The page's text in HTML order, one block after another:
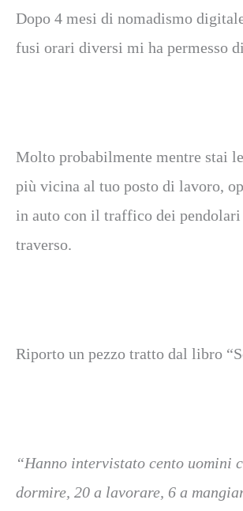
Dopo 4 mesi di nomadismo
fusi orari diversi mi ha permesso
Molto probabilmente mentre stai
più vicina al tuo posto di lavoro,
in auto con il traffico dei pendolari
traverso.
Riporto un pezzo tratto dal libro
“Hanno intervistato cento uomini
dormire, 20 a lavorare, 6 a